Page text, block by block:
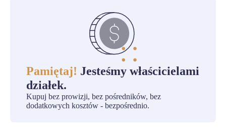
Pamiętaj! Jesteśmy właścicielami
działek.
Kupuj bez prowizji, bez pośredników, bez
dodatkowych kosztów - bezpośrednio.